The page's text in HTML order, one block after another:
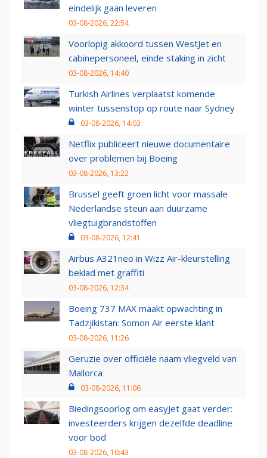
eindelijk gaan leveren
03-08-2026, 22:54
Voorlopig akkoord tussen WestJet en
cabinepersoneel, einde staking in zicht
03-08-2026, 14:40
Turkish Airlines verplaatst komende
winter tussenstop op route naar Sydney
03-08-2026, 14:03
Netflix publiceert nieuwe documentaire
over problemen bij Boeing
03-08-2026, 13:22
Brussel geeft groen licht voor massale
Nederlandse steun aan duurzame
vliegtuigbrandstoffen
03-08-2026, 12:41
Airbus A321neo in Wizz Air-kleurstelling
beklad met graffiti
03-08-2026, 12:34
Boeing 737 MAX maakt opwachting in
Tadzjikistan: Somon Air eerste klant
03-08-2026, 11:26
Geruzie over officiële naam vliegveld van
Mallorca
03-08-2026, 11:06
Biedingsoorlog om easyJet gaat verder:
investeerders krijgen dezelfde deadline
voor bod
03-08-2026, 10:43